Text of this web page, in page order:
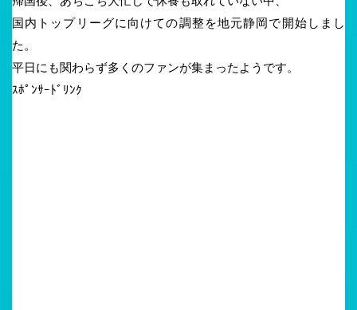
国内トップリーグに向けての調整を地元静岡で開始しまし
た。
平日にも関わらず多くのファンが集まったようです。
ｽﾎﾟﾝｻｰﾄﾞﾘﾝｸ